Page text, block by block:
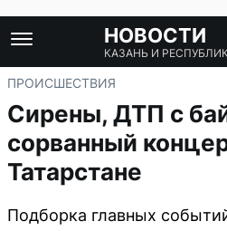
НОВОСТИ
КАЗАНЬ И
ПРОИСШЕСТВИЯ
Сирены, ДТП с
сорванный
Татарстане
Подборка главных